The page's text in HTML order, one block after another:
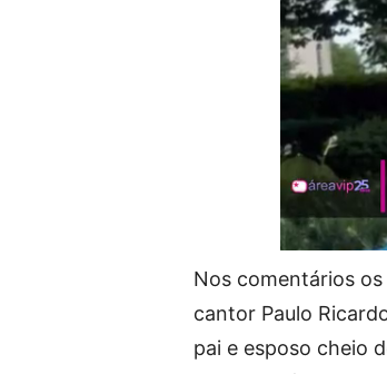
Nos comentários os
cantor Paulo
pai e esposo cheio